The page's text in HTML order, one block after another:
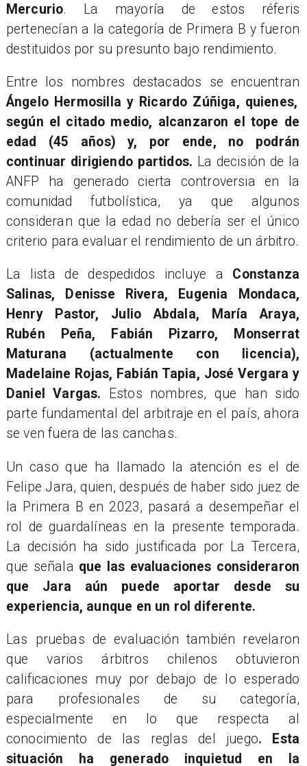
Mercurio. La mayoría de estos réferis
pertenecían a la categoría de Primera B y fueron
destituidos por su presunto bajo rendimiento.
​Entre los nombres destacados se encuentran
Ángelo Hermosilla y Ricardo Zúñiga, quienes,
según el citado medio, alcanzaron el tope de
edad (45 años) y, por ende, no podrán
continuar dirigiendo partidos. La decisión de la
ANFP ha generado cierta controversia en la
comunidad futbolística, ya que algunos
consideran que la edad no debería ser el único
criterio para evaluar el rendimiento de un árbitro.
​La lista de despedidos incluye a Constanza
Salinas, Denisse Rivera, Eugenia Mondaca,
Henry Pastor, Julio Abdala, María Araya,
Rubén Peña, Fabián Pizarro, Monserrat
Maturana (actualmente con licencia),
Madelaine Rojas, Fabián Tapia, José Vergara y
Daniel Vargas. Estos nombres, que han sido
parte fundamental del arbitraje en el país, ahora
se ven fuera de las canchas.
Un caso que ha llamado la atención es el de
Felipe Jara, quien, después de haber sido juez de
la Primera B en 2023, pasará a desempeñar el
rol de guardalíneas en la presente temporada.
La decisión ha sido justificada por La Tercera,
que señala que las evaluaciones consideraron
que Jara aún puede aportar desde su
experiencia, aunque en un rol diferente.
Las pruebas de evaluación también revelaron
que varios árbitros chilenos obtuvieron
calificaciones muy por debajo de lo esperado
para profesionales de su categoría,
especialmente en lo que respecta al
conocimiento de las reglas del juego. Esta
situación ha generado inquietud en la